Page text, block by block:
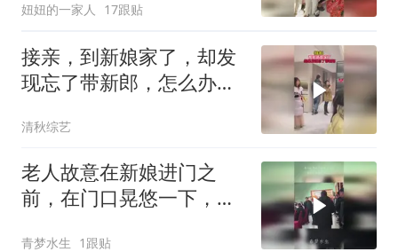
里热热闹闹干劲十足。提
前炖上满满一锅鸡肉，感
谢大家忙前忙后的出
妞妞的一家人 17跟贴
接亲，到新娘家了，却发
现忘了带新郎，怎么办，
清秋综艺
老人故意在新娘进门之
前，在门口晃悠一下，原
青梦水生 1跟贴